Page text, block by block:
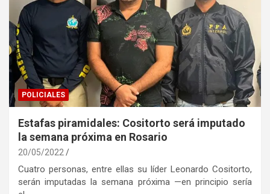
POLICIALES
Estafas piramidales: Cositorto será imputado
la semana próxima en Rosario
20/05/2022
Cuatro personas, entre ellas su líder Leonardo Cositorto,
serán imputadas la semana próxima —en principio sería